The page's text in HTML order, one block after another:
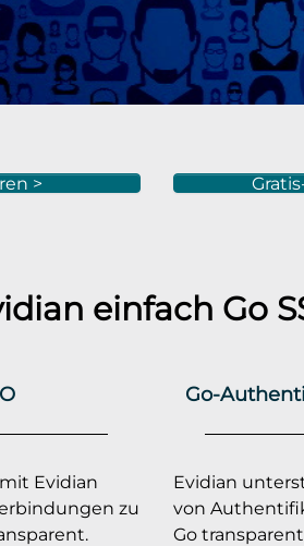
>
einfach Go
Evidian
zu
Go-
Evidian
von
Go